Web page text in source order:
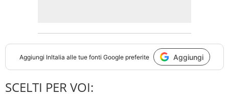
Aggiungi InItalia alle tue fonti Google preferite Aggiungi
SCELTI PER VOI: